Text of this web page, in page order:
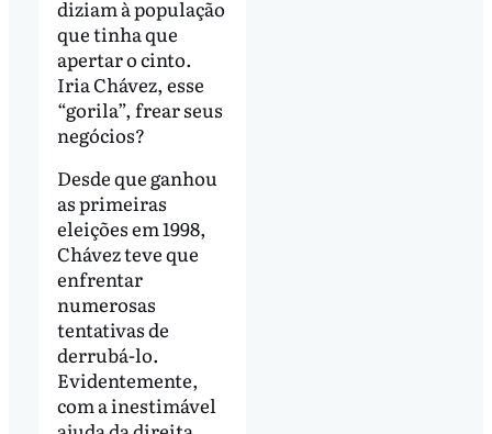
diziam à população
que tinha que
apertar o cinto.
Iria Chávez, esse
“gorila”, frear seus
negócios?
Desde que ganhou
as primeiras
eleições em 1998,
Chávez teve que
enfrentar
numerosas
tentativas de
derrubá-lo.
Evidentemente,
com a inestimável